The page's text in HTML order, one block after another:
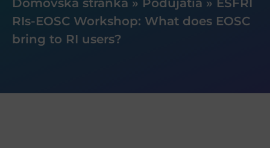
Domovská stránka » Podujatia » ESFRI
RIs-EOSC Workshop: What does EOSC
bring to RI users?